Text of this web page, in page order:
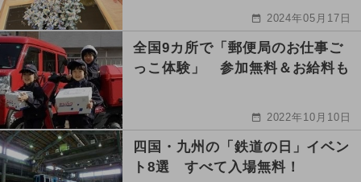
2024年05月17日
全国9カ所で「郵便局のお仕事ご
っこ体験」 参加無料＆お給料も
2022年10月10日
四国・九州の「鉄道の日」イベン
ト8選 すべて入場無料！